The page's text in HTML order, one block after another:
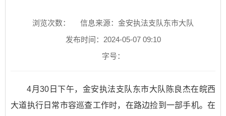
浏览次数：
信息来源：金安执法支队东市大队
发布时间：2024-05-07 09:10
字号：
4月30日下午，金安执法支队东市大队陈良杰在皖西
大道执行日常市容巡查工作时，在路边捡到一部手机。在